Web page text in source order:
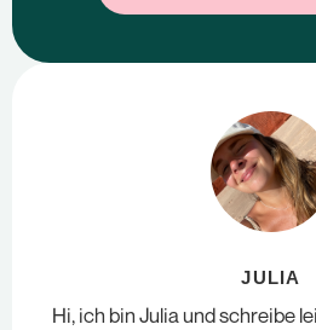
JULIA
Hi, ich bin Julia und schreibe